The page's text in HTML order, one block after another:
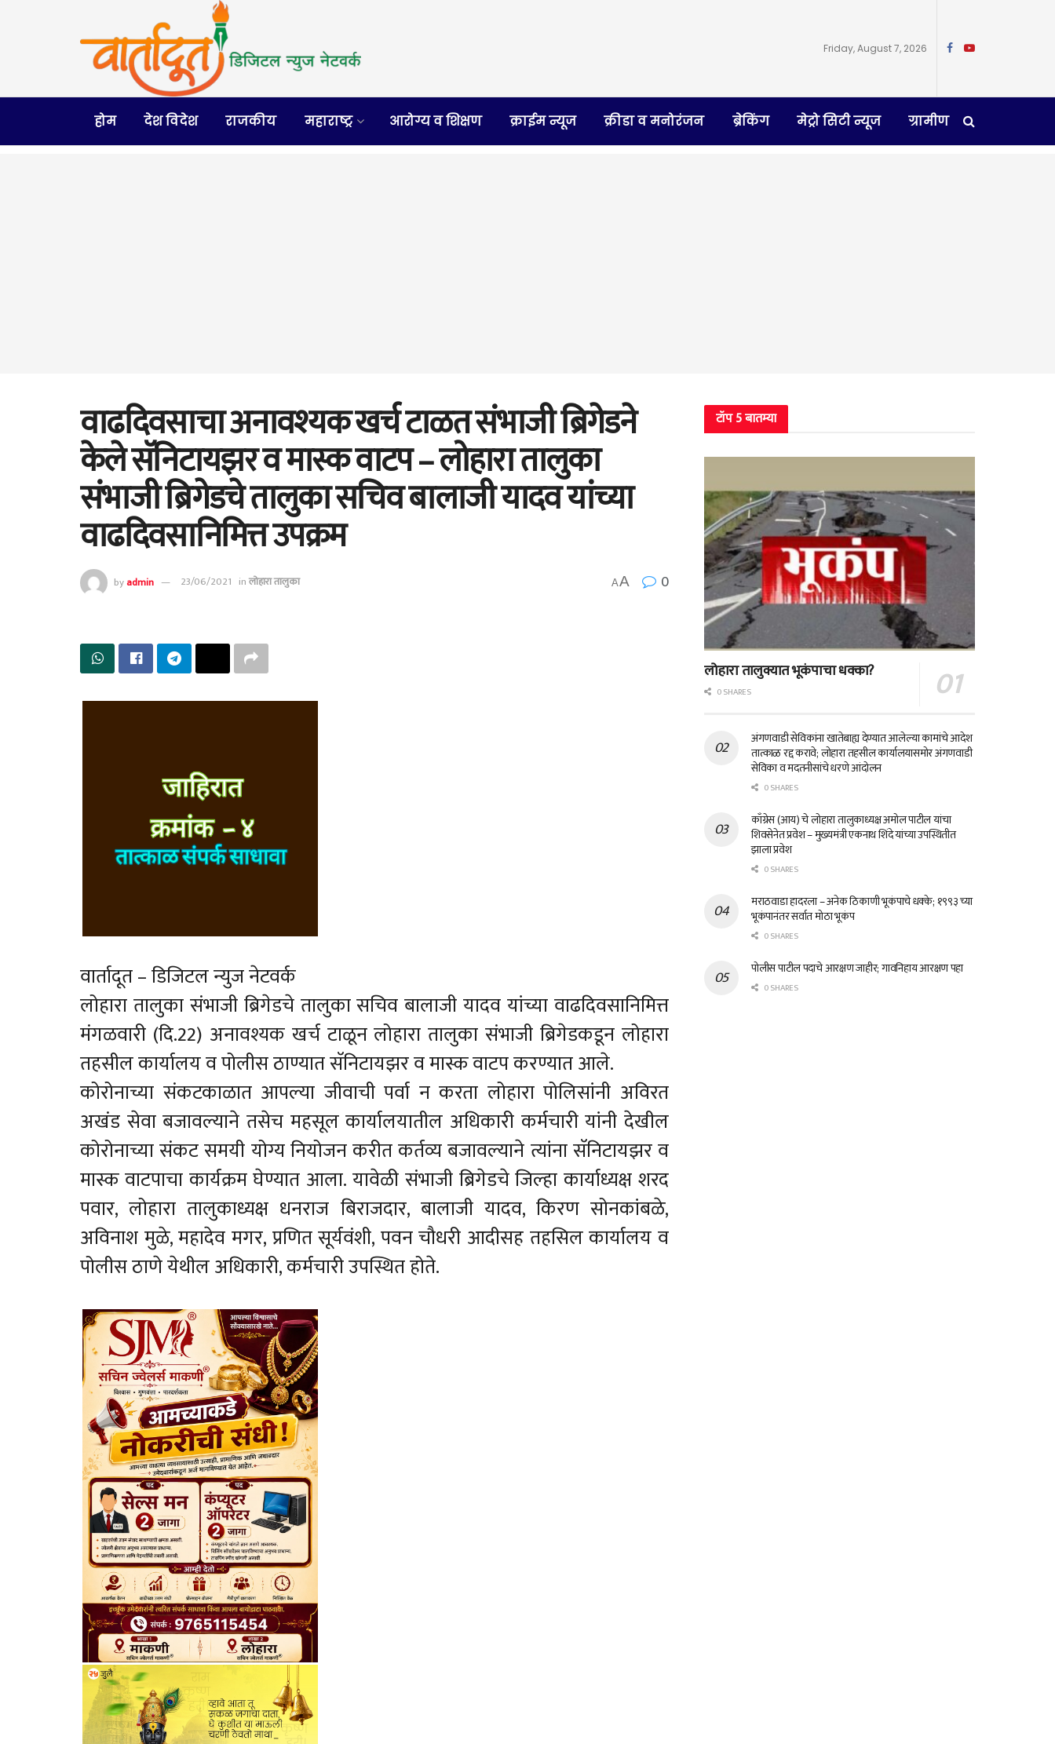
Friday, August 7, 2026
होम देश विदेश राजकीय महाराष्ट्र आरोग्य व शिक्षण क्राईम न्यूज क्रीडा व मनोरंजन ब्रेकिंग मेट्रो सिटी न्यूज ग्रामीण
वाढदिवसाचा अनावश्यक खर्च टाळत संभाजी ब्रिगेडने
केले सॅनिटायझर व मास्क वाटप – लोहारा तालुका
संभाजी ब्रिगेडचे तालुका सचिव बालाजी यादव यांच्या
वाढदिवसानिमित्त उपक्रम
byadmin 23/06/2021 inलोहारा तालुका AA 0
वार्तादूत – डिजिटल न्युज नेटवर्क
लोहारा तालुका संभाजी ब्रिगेडचे तालुका सचिव बालाजी यादव यांच्या वाढदिवसानिमित्त
मंगळवारी (दि.22) अनावश्यक खर्च टाळून लोहारा तालुका संभाजी ब्रिगेडकडून लोहारा
तहसील कार्यालय व पोलीस ठाण्यात सॅनिटायझर व मास्क वाटप करण्यात आले.
कोरोनाच्या संकटकाळात आपल्या जीवाची पर्वा न करता लोहारा पोलिसांनी अविरत
अखंड सेवा बजावल्याने तसेच महसूल कार्यालयातील अधिकारी कर्मचारी यांनी देखील
कोरोनाच्या संकट समयी योग्य नियोजन करीत कर्तव्य बजावल्याने त्यांना सॅनिटायझर व
मास्क वाटपाचा कार्यक्रम घेण्यात आला. यावेळी संभाजी ब्रिगेडचे जिल्हा कार्याध्यक्ष शरद
पवार, लोहारा तालुकाध्यक्ष धनराज बिराजदार, बालाजी यादव, किरण सोनकांबळे,
अविनाश मुळे, महादेव मगर, प्रणित सूर्यवंशी, पवन चौधरी आदीसह तहसिल कार्यालय व
पोलीस ठाणे येथील अधिकारी, कर्मचारी उपस्थित होते.
टॉप 5 बातम्या
लोहारा तालुक्यात भूकंपाचा धक्का?
0 SHARES
अंगणवाडी सेविकांना खातेबाह्य देण्यात आलेल्या कामांचे आदेश
तात्काळ रद्द करावे; लोहारा तहसील कार्यालयासमोर अंगणवाडी
सेविका व मदतनीसांचे धरणे आंदोलन
0 SHARES
काँग्रेस (आय) चे लोहारा तालुकाध्यक्ष अमोल पाटील यांचा
शिवसेनेत प्रवेश – मुख्यमंत्री एकनाथ शिंदे यांच्या उपस्थितीत
झाला प्रवेश
0 SHARES
मराठवाडा हादरला – अनेक ठिकाणी भूकंपाचे धक्के; १९९३ च्या
भूकंपानंतर सर्वात मोठा भूकंप
0 SHARES
पोलीस पाटील पदाचे आरक्षण जाहीर; गावनिहाय आरक्षण पहा
0 SHARES